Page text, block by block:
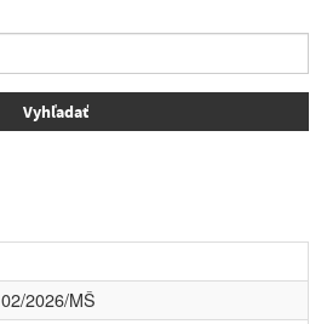
02/2026/MŠ